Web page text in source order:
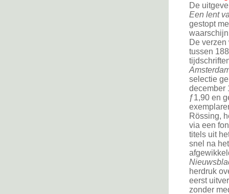
De
Een lent
gestopt
De
tussen
selectie
december
ƒ1,90 en
Rössing,
via een
titels uit
snel na
herdruk
eerst
zonder